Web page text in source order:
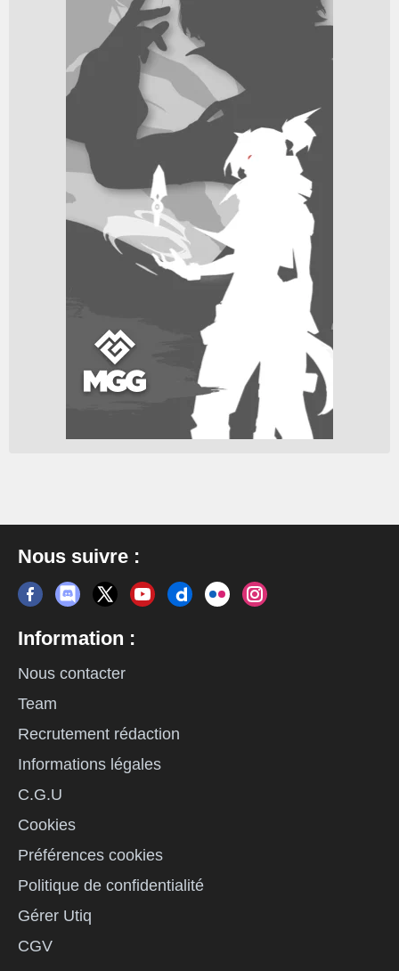
Nous suivre :
Information :
Nous contacter
Team
Recrutement rédaction
Informations légales
C.G.U
Cookies
Préférences cookies
Politique de confidentialité
Gérer Utiq
CGV